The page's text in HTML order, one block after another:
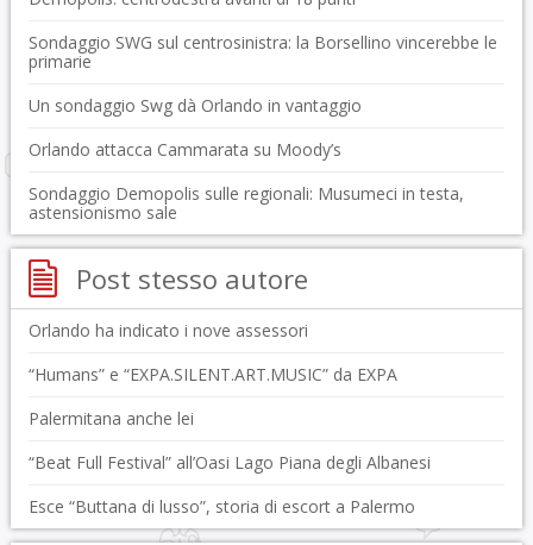
Sondaggio SWG sul centrosinistra: la Borsellino vincerebbe le
primarie
Un sondaggio Swg dà Orlando in vantaggio
Orlando attacca Cammarata su Moody’s
Sondaggio Demopolis sulle regionali: Musumeci in testa,
astensionismo sale
Post stesso autore
Orlando ha indicato i nove assessori
“Humans” e “EXPA.SILENT.ART.MUSIC” da EXPA
Palermitana anche lei
“Beat Full Festival” all’Oasi Lago Piana degli Albanesi
Esce “Buttana di lusso”, storia di escort a Palermo